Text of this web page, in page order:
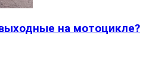
на мотоцикле?